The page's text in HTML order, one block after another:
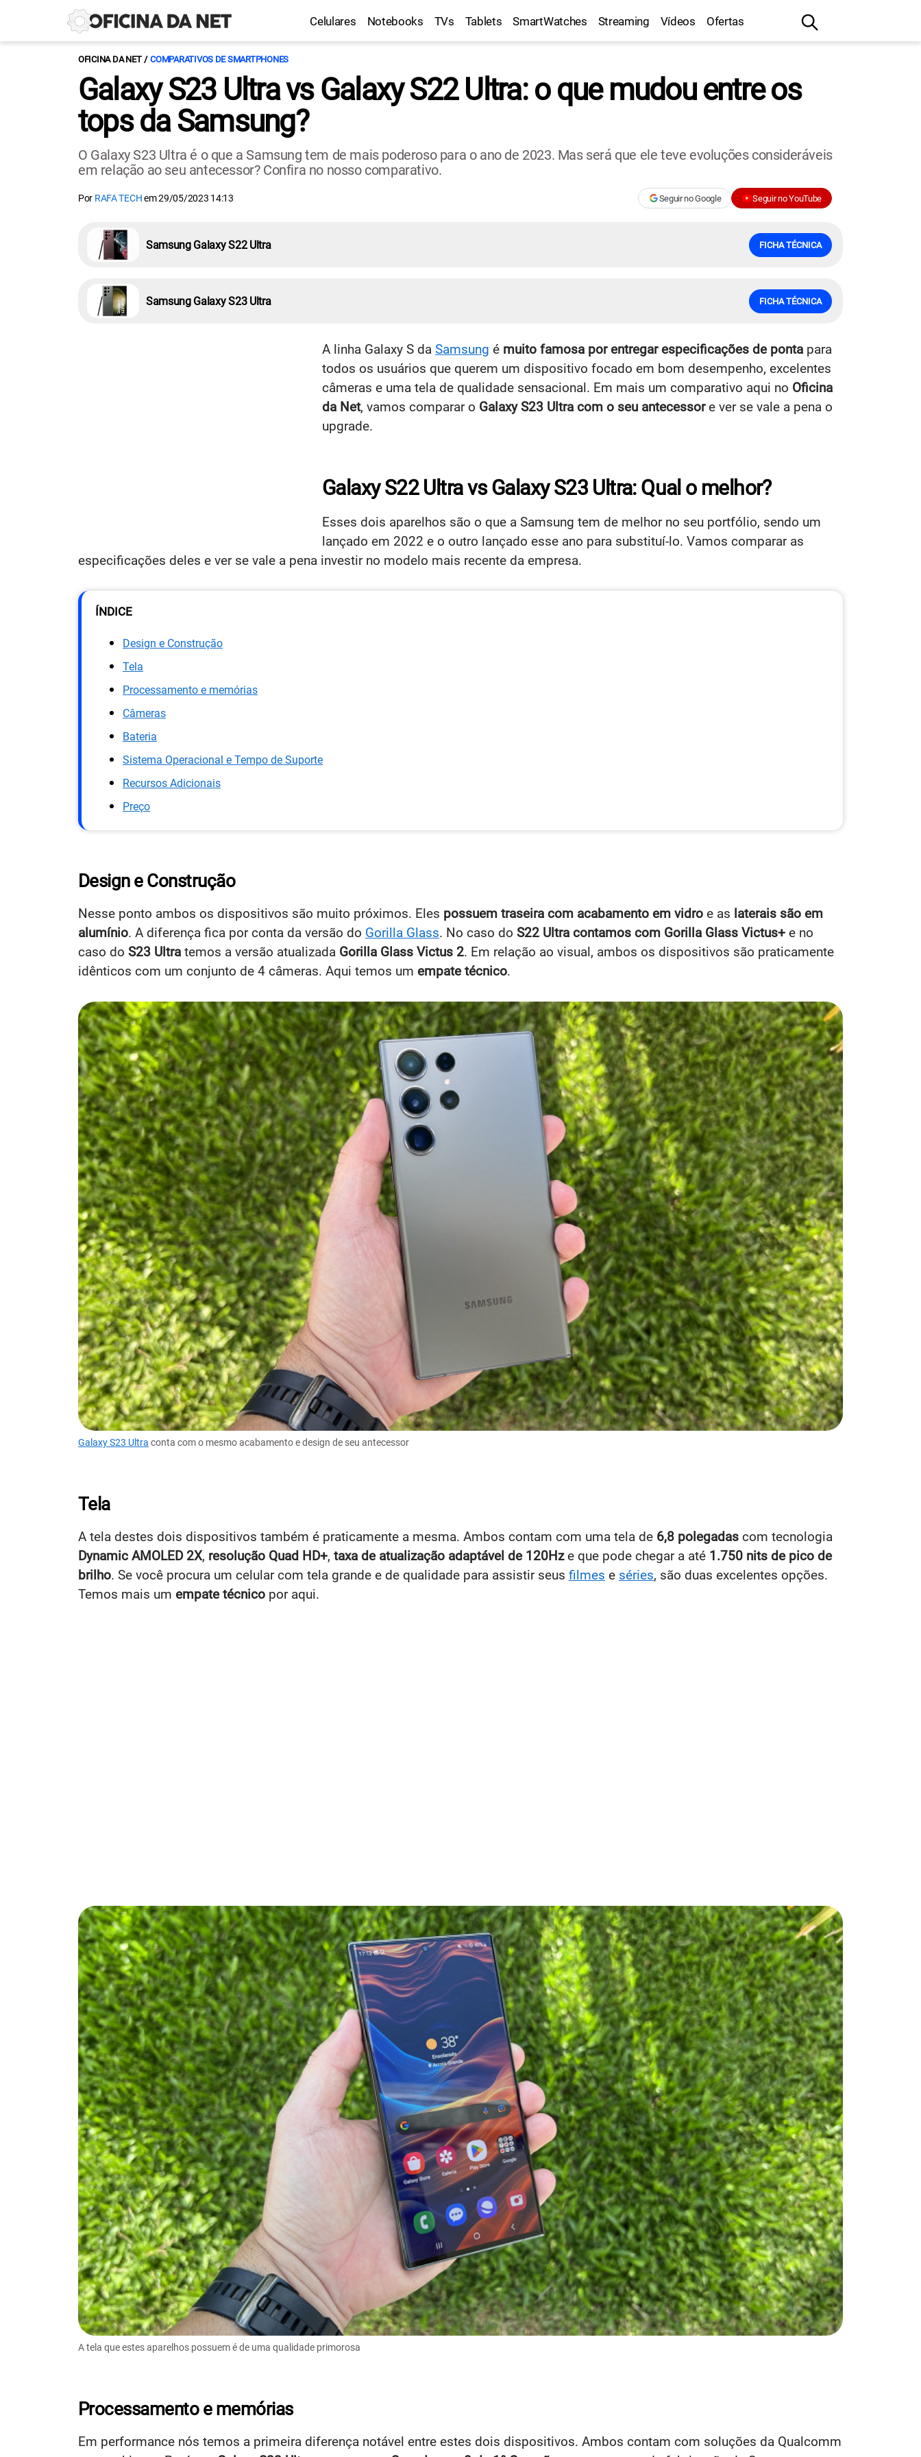
Celulares Notebooks TVs Tablets SmartWatches Streaming Vídeos Ofertas
OFICINA DA NET COMPARATIVOS DE SMARTPHONES
Galaxy S23 Ultra vs Galaxy S22 Ultra: o que mudou entre os
tops da Samsung?
O Galaxy S23 Ultra é o que a Samsung tem de mais poderoso para o ano de 2023. Mas será que ele teve evoluções consideráveis
em relação ao seu antecessor? Confira no nosso comparativo.
Por RAFA TECHem29/05/2023 14:13 Seguir no Google Seguir no YouTube
Samsung Galaxy S22 Ultra FICHA TÉCNICA
Samsung Galaxy S23 Ultra FICHA TÉCNICA
A linha Galaxy S da Samsung é muito famosa por entregar especificações de ponta para
todos os usuários que querem um dispositivo focado em bom desempenho, excelentes
câmeras e uma tela de qualidade sensacional. Em mais um comparativo aqui no Oficina
da Net, vamos comparar o Galaxy S23 Ultra com o seu antecessore ver se vale a pena o
upgrade.
Galaxy S22 Ultra vs Galaxy S23 Ultra: Qual o melhor?
Esses dois aparelhos são o que a Samsung tem de melhor no seu portfólio, sendo um
lançado em 2022 e o outro lançado esse ano para substituí-lo. Vamos comparar as
especificações deles e ver se vale a pena investir no modelo mais recente da empresa.
ÍNDICE
Design e Construção
Tela
Processamento e memórias
Câmeras
Bateria
Sistema Operacional e Tempo de Suporte
Recursos Adicionais
Preço
Design e Construção
Nesse ponto ambos os dispositivos são muito próximos. Eles possuem traseira com acabamento em vidro e as laterais são em
alumínio. A diferença fica por conta da versão do Gorilla Glass. No caso do S22 Ultra contamos com Gorilla Glass Victus+ e no
caso do S23 Ultra temos a versão atualizada Gorilla Glass Victus 2. Em relação ao visual, ambos os dispositivos são praticamente
idênticos com um conjunto de 4 câmeras. Aqui temos um empate técnico.
Galaxy S23 Ultra conta com o mesmo acabamento e design de seu antecessor
Tela
A tela destes dois dispositivos também é praticamente a mesma. Ambos contam com uma tela de 6,8 polegadas com tecnologia
Dynamic AMOLED 2X, resolução Quad HD+, taxa de atualização adaptável de 120Hze que pode chegar a até 1.750 nits de pico de
brilho. Se você procura um celular com tela grande e de qualidade para assistir seus filmes e séries, são duas excelentes opções.
Temos mais um empate técnico por aqui.
A tela que estes aparelhos possuem é de uma qualidade primorosa
Processamento e memórias
Em performance nós temos a primeira diferença notável entre estes dois dispositivos. Ambos contam com soluções da Qualcomm